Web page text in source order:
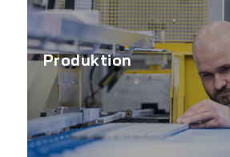
Produktion